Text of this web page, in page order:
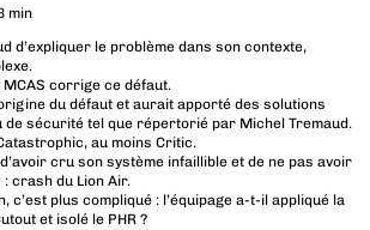
min
d’expliquer le problème dans son contexte,
MCAS corrige ce défaut.
du défaut et aurait apporté des solutions
de sécurité tel que répertorié par Michel Tremaud.
au moins Critic.
cru son système infaillible et de ne pas avoir
crash du Lion Air.
c’est plus compliqué : l’équipage a-t-il appliqué la
et isolé le PHR ?